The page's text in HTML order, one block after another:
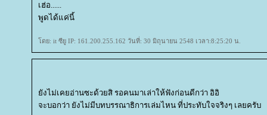
เฮ่อ......
พูดได้แค่นี้
ดย: it ซียู IP: 161.200.255.162 วันที่: 30 มิถุนายน 2548 เวลา:8:25:20 น.
ังไม่เคยอ่านซะด้วยสิ รอคนมาเล่าให้ฟังก่อนดีกว่า อิอิ
จะบอกว่า ยังไม่มีบทบรรณาธิการเล่มไหน ที่ประทับใจจริงๆ เลยครับ